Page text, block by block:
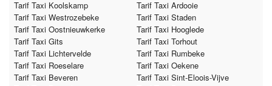
Tarif Taxi Koolskamp
Tarif Taxi Ardooie
Tarif Taxi Westrozebeke
Tarif Taxi Staden
Tarif Taxi Oostnieuwkerke
Tarif Taxi Hooglede
Tarif Taxi Gits
Tarif Taxi Torhout
Tarif Taxi Lichtervelde
Tarif Taxi Rumbeke
Tarif Taxi Roeselare
Tarif Taxi Oekene
Tarif Taxi Beveren
Tarif Taxi Sint-Eloois-Vijve